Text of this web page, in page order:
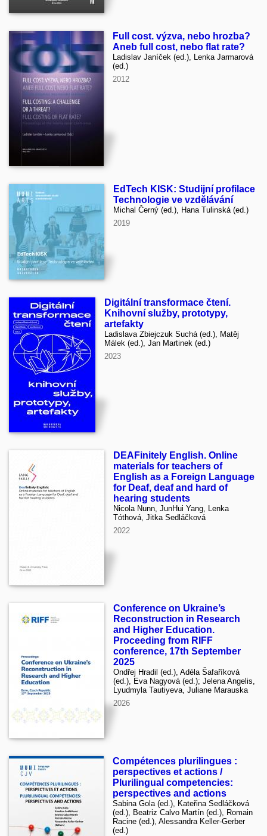
Full cost. výzva, nebo hrozba?
Aneb full cost, nebo flat rate?
Ladislav Janíček (ed.), Lenka Jarmarová
(ed.)
2012
EdTech KISK: Studijní profilace
Technologie ve vzdělávání
Michal Černý (ed.), Hana Tulinská (ed.)
2019
Digitální transformace čtení.
Knihovní služby, prototypy,
artefakty
Ladislava Zbiejczuk Suchá (ed.), Matěj
Málek (ed.), Jan Martinek (ed.)
2023
DEAFinitely English. Online
materials for teachers of
English as a Foreign Language
for Deaf, deaf and hard of
hearing students
Nicola Nunn, JunHui Yang, Lenka
Tóthová, Jitka Sedláčková
2022
Conference on Ukraine’s
Reconstruction in Research
and Higher Education.
Proceeding from RIFF
conference, 17th September
2025
Ondřej Hradil (ed.), Adéla Šafaříková
(ed.), Eva Nagyová (ed.); Jelena Angelis,
Lyudmyla Tautiyeva, Juliane Marauska
2026
Compétences plurilingues :
perspectives et actions /
Plurilingual competencies:
perspectives and actions
Sabina Gola (ed.), Kateřina Sedláčková
(ed.), Beatriz Calvo Martín (ed.), Romain
Racine (ed.), Alessandra Keller-Gerber
(ed.)